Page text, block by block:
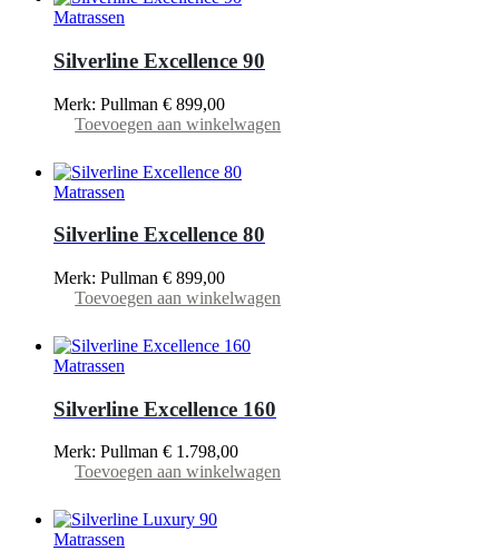
Matrassen
Silverline Excellence 90
Merk: Pullman € 899,00
Toevoegen aan winkelwagen
Matrassen
Silverline Excellence 80
Merk: Pullman € 899,00
Toevoegen aan winkelwagen
Matrassen
Silverline Excellence 160
Merk: Pullman € 1.798,00
Toevoegen aan winkelwagen
Matrassen